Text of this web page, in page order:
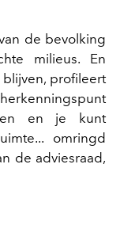
de bevolking
milieus. En
profileert
en je kunt
omringd
de adviesraad,